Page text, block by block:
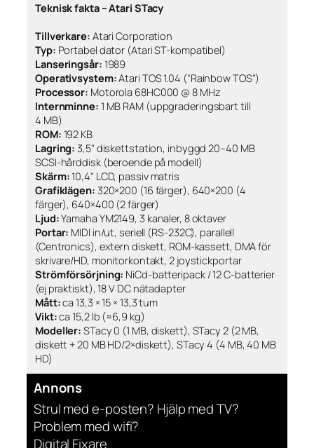
Teknisk fakta – Atari STacy
Tillverkare: Atari Corporation
Typ: Portabel dator (Atari ST-kompatibel)
Lanseringsår: 1989
Operativsystem:Atari TOS 1.04 (“Rainbow TOS”)
Processor: Motorola 68HC000 @ 8 MHz
Internminne: 1 MB RAM (uppgraderingsbart till
4 MB)
ROM: 192 KB
Lagring: 3,5" diskettstation, inbyggd 20–40 MB
SCSI-hårddisk (beroende på modell)
Skärm: 10,4" LCD, passiv matris
Grafiklägen: 320×200 (16 färger), 640×200 (4
färger), 640×400 (2 färger)
Ljud:Yamaha YM2149, 3 kanaler, 8 oktaver
Portar: MIDI in/ut, seriell (RS-232C), parallell
(Centronics), extern diskett, ROM-kassett, DMA för
skrivare/HD, monitorkontakt, 2 joystickportar
Strömförsörjning: NiCd-batteripack / 12 C-batterier
(ej praktiskt), 18 V DC nätadapter
Mått:ca 13,3 × 15 × 13,3 tum
Vikt:ca 15,2 lb (≈6,9 kg)
Modeller: STacy 0 (1 MB, diskett), STacy 2 (2 MB,
diskett + 20 MB HD/2×diskett), STacy 4 (4 MB, 40 MB
HD)
Annons
Strul med e-posten? Hjälp med TV?
Problem med wifi?
Digital Fixare